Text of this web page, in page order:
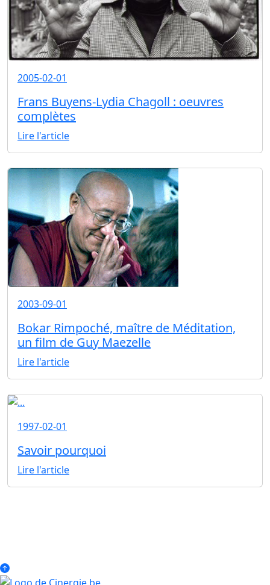
2005-02-01
Frans Buyens-Lydia Chagoll : oeuvres
complètes
Lire l'article
2003-09-01
Bokar Rimpoché, maître de Méditation,
un film de Guy Maezelle
Lire l'article
1997-02-01
Savoir pourquoi
Lire l'article